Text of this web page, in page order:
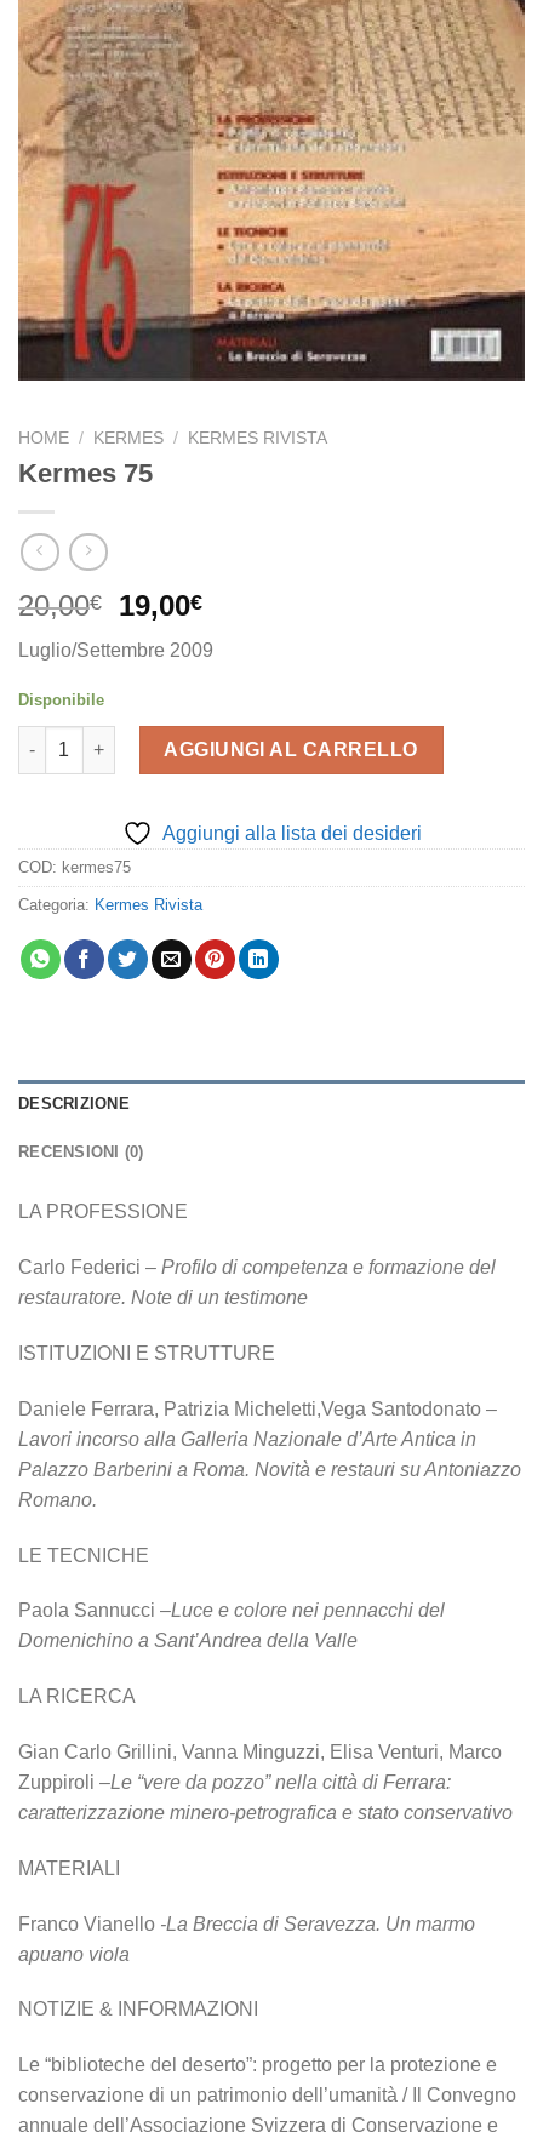
HOME / KERMES / KERMES RIVISTA
Kermes 75
20,00€
Il
originale
20,00€.
19,00€Il
attuale
19,00€.
Luglio/Settembre 2009
Disponibile
Kermes 75 quantità
AGGIUNGI AL CARRELLO
Aggiungi alla lista dei desideri
COD: kermes75
Categoria: Kermes Rivista
DESCRIZIONE
RECENSIONI (0)
LA PROFESSIONE
Carlo Federici – Profilo di competenza e formazione del
restauratore. Note di un testimone
ISTITUZIONI E STRUTTURE
Daniele Ferrara, Patrizia Micheletti,Vega Santodonato –
Lavori incorso alla Galleria Nazionale d’Arte Antica in
Palazzo Barberini a Roma. Novità e restauri su Antoniazzo
Romano.
LE TECNICHE
Paola Sannucci –Luce e colore nei pennacchi del
Domenichino a Sant’Andrea della Valle
LA RICERCA
Gian Carlo Grillini, Vanna Minguzzi, Elisa Venturi, Marco
Zuppiroli –Le “vere da pozzo” nella città di Ferrara:
caratterizzazione minero-petrografica e stato conservativo
MATERIALI
Franco Vianello -La Breccia di Seravezza. Un marmo
apuano viola
NOTIZIE & INFORMAZIONI
Le “biblioteche del deserto”: progetto per la protezione e
conservazione di un patrimonio dell’umanità / Il Convegno
annuale dell’Associazione Svizzera di Conservazione e